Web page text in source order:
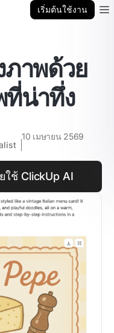
เริ่มต้นใช้งาน
ภาพด้วย
ที่น่าทึ่ง
10 เมษายน 2569
ใช้ ClickUp AI